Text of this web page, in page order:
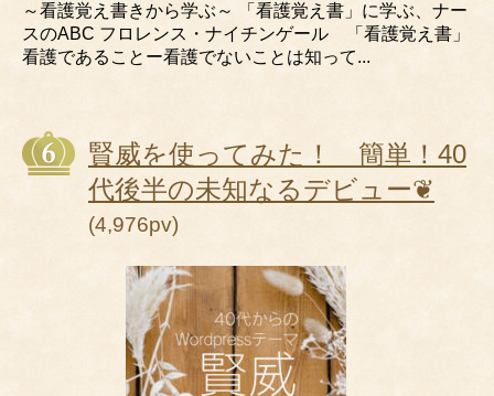
～看護覚え書きから学ぶ～ 「看護覚え書」に学ぶ、ナー
スのABC フロレンス・ナイチンゲール 「看護覚え書」
看護であることー看護でないことは知って...
賢威を使ってみた！ 簡単！40
代後半の未知なるデビュー❦
(4,976pv)